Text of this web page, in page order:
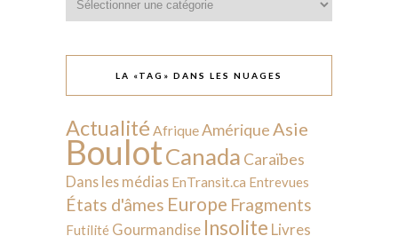
LA «TAG» DANS LES NUAGES
Actualité AfriqueAmérique Asie
BoulotCanada Caraïbes
Dans les médias EnTransit.ca Entrevues
États d'âmes Europe Fragments
Futilité Gourmandise Insolite Livres